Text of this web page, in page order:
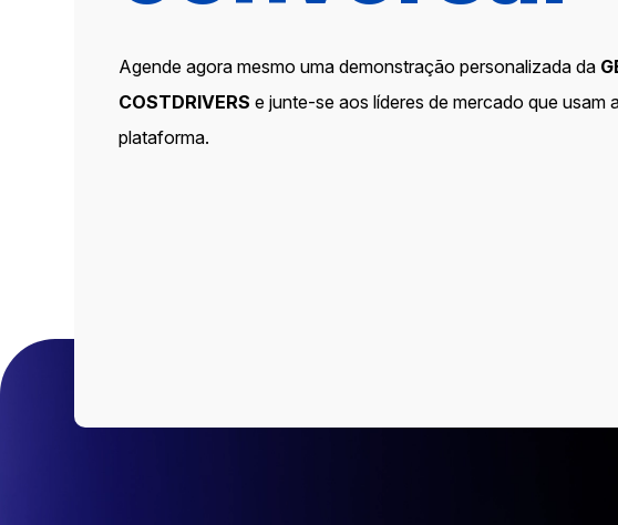
Agende agora mesmo uma demonstração personalizada da
COSTDRIVERS e junte-se aos líderes de mercado que usam
plataforma.